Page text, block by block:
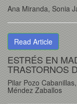
Ana Miranda, Sonia
Read Article
ESTRÉS EN
TRASTORNOS
Pilar Pozo
Méndez Zaballos